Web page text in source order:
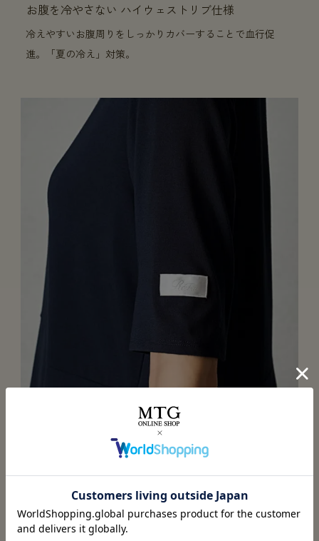
お腹を冷やさない ハイウェストリブ仕様
冷えやすいお腹周りをしっかりカバーすることで血行促
進。「夏の冷え」対策。
デザイン（写真は腕）
ポケット、腕、ウエスト部のリボンにブランドロゴを配